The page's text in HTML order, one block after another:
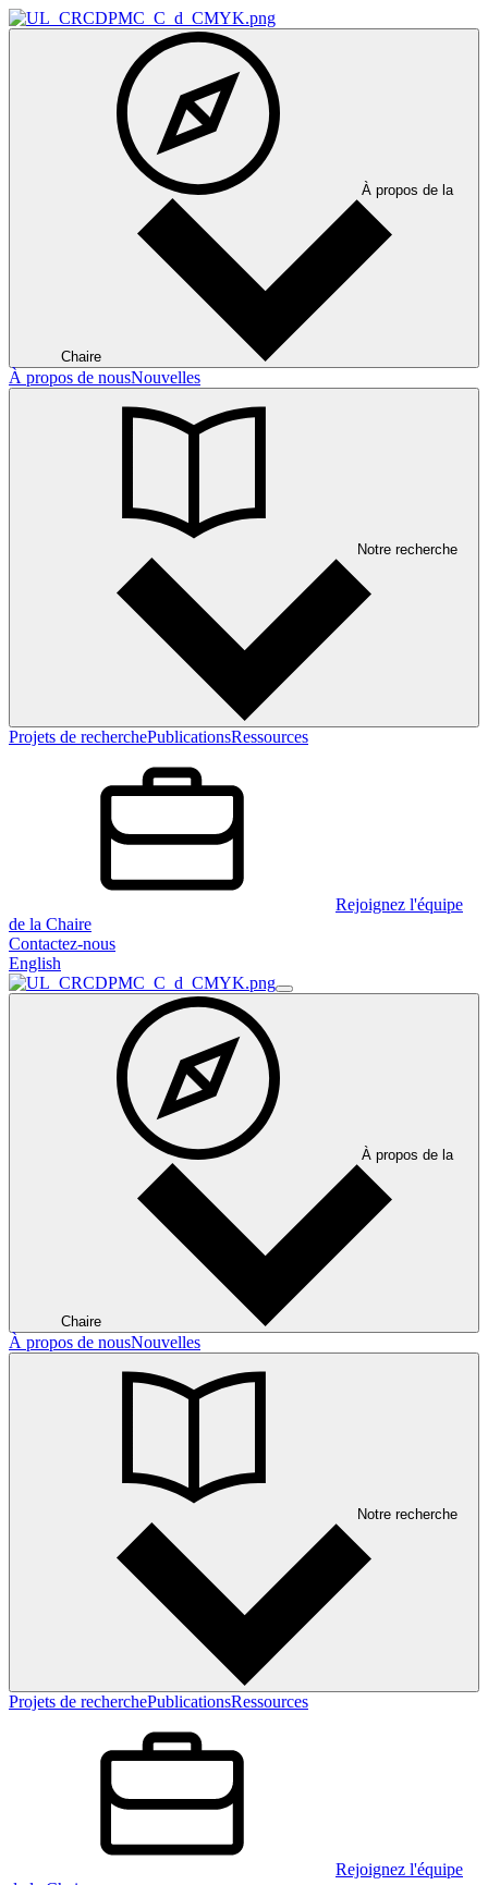
À propos de la
Chaire
À propos de nousNouvelles
Notre recherche
Projets de recherchePublicationsRessources
Rejoignez l'équipe
de la Chaire
Contactez-nous
English
À propos de la
Chaire
À propos de nousNouvelles
Notre recherche
Projets de recherchePublicationsRessources
Rejoignez l'équipe